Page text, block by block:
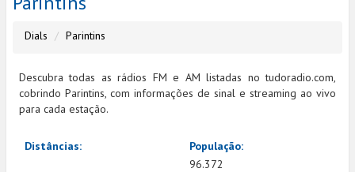
Dials Parintins
Descubra todas as rádios FM e AM listadas no tudoradio.com,
cobrindo Parintins, com informações de sinal e streaming ao vivo
para cada estação.
Distâncias:
População:
96.372